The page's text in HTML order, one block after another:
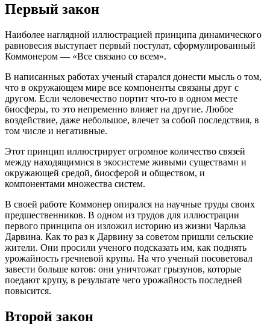
Первый закон
Наиболее наглядной иллюстрацией принципа динамического
равновесия выступает первый постулат, сформулированный
Коммонером — «Все связано со всем».
В написанных работах ученый старался донести мысль о том,
что в окружающем мире все компоненты связаны друг с
другом. Если человечество портит что-то в одном месте
биосферы, то это непременно влияет на другие. Любое
воздействие, даже небольшое, влечет за собой последствия, в
том числе и негативные.
Этот принцип иллюстрирует огромное количество связей
между находящимися в экосистеме живыми существами и
окружающей средой, биосферой и обществом, и
компонентами множества систем.
В своей работе Коммонер опирался на научные труды своих
предшественников. В одном из трудов для иллюстрации
первого принципа он изложил историю из жизни Чарльза
Дарвина. Как то раз к Дарвину за советом пришли сельские
жители. Они просили ученого подсказать им, как поднять
урожайность гречневой крупы. На что ученый посоветовал
завести больше котов: они уничтожат грызунов, которые
поедают крупу, в результате чего урожайность последней
повысится.
Второй закон